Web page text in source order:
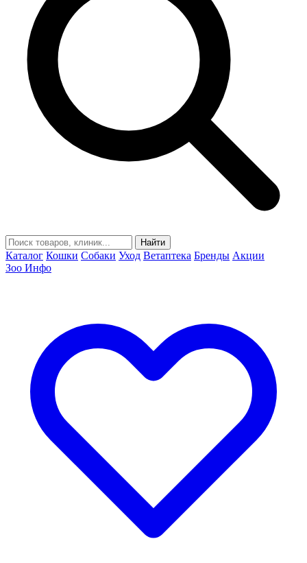
Найти
Каталог Кошки Собаки Уход Ветаптека Бренды Акции
Зоо Инфо